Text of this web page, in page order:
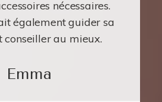
nécessaires.
également guider sa
conseiller au mieux.
Emma